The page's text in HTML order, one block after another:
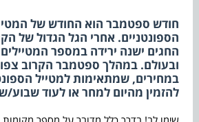
חודש ספטמבר הוא החודש של
הספונטניים. אחרי הגל הגדול של
החגים ישנה ירידה במספר
ובעולם. במהלך ספטמבר הקרוב
במחירים, שמתאימות למטייל
להזמין מהיום למחר או לעוד שבוע/